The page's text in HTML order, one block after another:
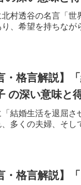
北村透谷の名言「
、希望を持ちなが
・格言解説】
の深い意味と
「結婚生活を退屈
多くの夫婦、そし
・格言解説】